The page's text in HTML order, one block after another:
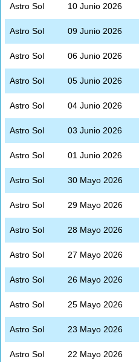
Astro Sol 10 Junio 2026
Astro Sol 09 Junio 2026
Astro Sol 06 Junio 2026
Astro Sol 05 Junio 2026
Astro Sol 04 Junio 2026
Astro Sol 03 Junio 2026
Astro Sol 01 Junio 2026
Astro Sol 30 Mayo 2026
Astro Sol 29 Mayo 2026
Astro Sol 28 Mayo 2026
Astro Sol 27 Mayo 2026
Astro Sol 26 Mayo 2026
Astro Sol 25 Mayo 2026
Astro Sol 23 Mayo 2026
Astro Sol 22 Mayo 2026